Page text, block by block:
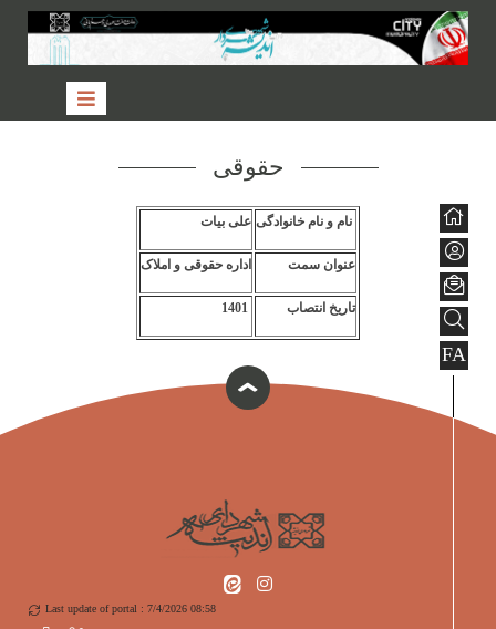
FA
حقوقی
نام و نام خانوادگی علی بیات
عنوان سمت اداره حقوقی و املاک
تاریخ انتصاب
Last update of portal : 7/4/2026 08:58